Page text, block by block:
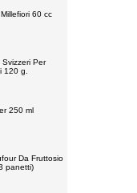
60 cc
Svizzeri Per
120 g.
250 ml
Da Fruttosio
panetti)